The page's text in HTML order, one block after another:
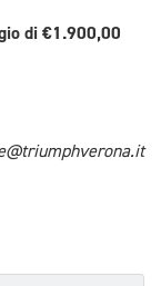
di €1.900,00